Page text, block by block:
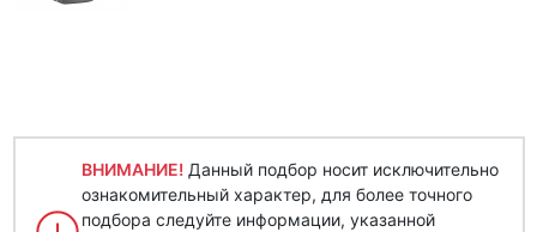
ВНИМАНИЕ! Данный подбор носит исключительно
ознакомительный характер, для более точного
подбора следуйте информации, указанной